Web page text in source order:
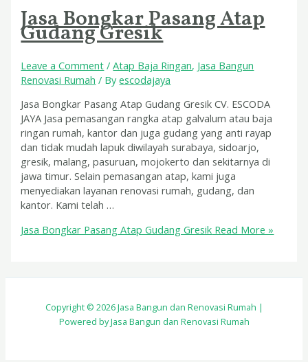
Jasa Bongkar Pasang Atap
Gudang Gresik
Leave a Comment /Atap Baja Ringan, Jasa Bangun
Renovasi Rumah / Byescodajaya
Jasa Bongkar Pasang Atap Gudang Gresik CV. ESCODA
JAYA Jasa pemasangan rangka atap galvalum atau baja
ringan rumah, kantor dan juga gudang yang anti rayap
dan tidak mudah lapuk diwilayah surabaya, sidoarjo,
gresik, malang, pasuruan, mojokerto dan sekitarnya di
jawa timur. Selain pemasangan atap, kami juga
menyediakan layanan renovasi rumah, gudang, dan
kantor. Kami telah …
Jasa Bongkar Pasang Atap Gudang Gresik Read More »
Copyright © 2026 Jasa Bangun dan Renovasi Rumah |
Powered by Jasa Bangun dan Renovasi Rumah